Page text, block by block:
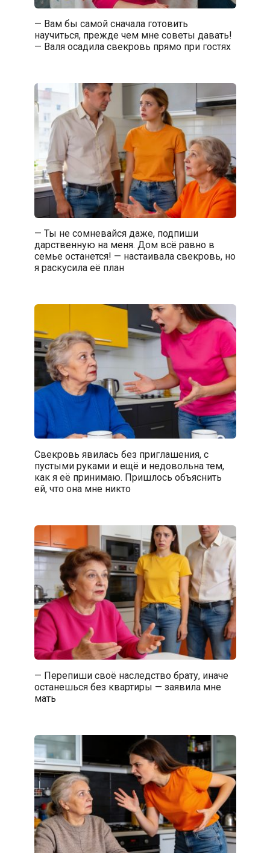
— Вам бы самой сначала готовить
научиться, прежде чем мне советы давать!
— Валя осадила свекровь прямо при гостях
— Ты не сомневайся даже, подпиши
дарственную на меня. Дом всё равно в
семье останется! — настаивала свекровь, но
я раскусила её план
Свекровь явилась без приглашения, с
пустыми руками и ещё и недовольна тем,
как я её принимаю. Пришлось объяснить
ей, что она мне никто
— Перепиши своё наследство брату, иначе
останешься без квартиры — заявила мне
мать